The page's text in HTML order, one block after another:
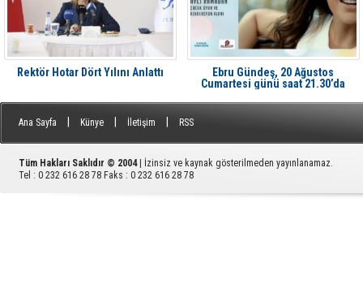
Rektör Hotar Dört Yılını Anlattı
Ebru Gündeş, 20 Ağustos
Cumartesi günü saat 21.30’da
Ana Sayfa Künye İletişim RSS
Tüm Hakları Saklıdır © 2004| İzinsiz ve kaynak gösterilmeden yayınlanamaz.
Tel : 0 232 616 28 78 Faks : 0 232 616 28 78